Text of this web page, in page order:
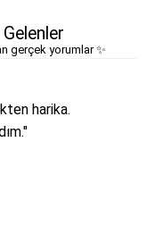
gerçek yorumlar ✨
harika.